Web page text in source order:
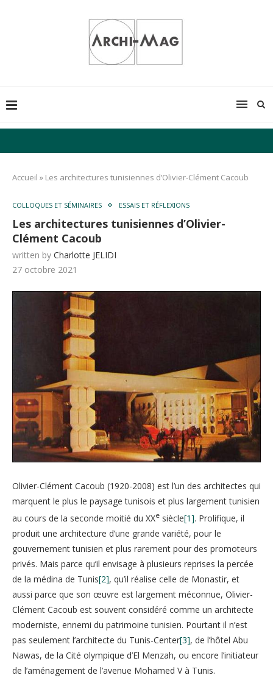
Accueil » Les architectures tunisiennes d’Olivier-Clément Cacoub
COLLOQUES ET SÉMINAIRES ESSAIS ET RÉFLEXIONS
Les architectures tunisiennes d’Olivier-
Clément Cacoub
written by Charlotte JELIDI
27 octobre 2021
Olivier-Clément Cacoub (1920-2008) est l’un des architectes qui
marquent le plus le paysage tunisois et plus largement tunisien
au cours de la seconde moitié du XXe siècle[1]. Prolifique, il
produit une architecture d’une grande variété, pour le
gouvernement tunisien et plus rarement pour des promoteurs
privés. Mais parce qu’il envisage à plusieurs reprises la percée
de la médina de Tunis[2], qu’il réalise celle de Monastir, et
aussi parce que son œuvre est largement méconnue, Olivier-
Clément Cacoub est souvent considéré comme un architecte
moderniste, ennemi du patrimoine tunisien. Pourtant il n’est
pas seulement l’architecte du Tunis-Center[3], de l’hôtel Abu
Nawas, de la Cité olympique d’El Menzah, ou encore l’initiateur
de l’aménagement de l’avenue Mohamed V à Tunis.